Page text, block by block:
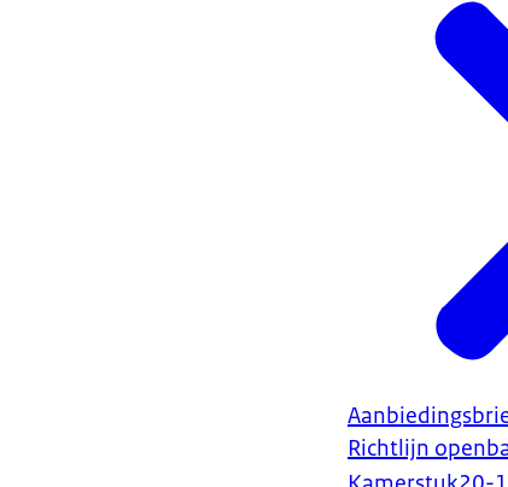
Richtlijn